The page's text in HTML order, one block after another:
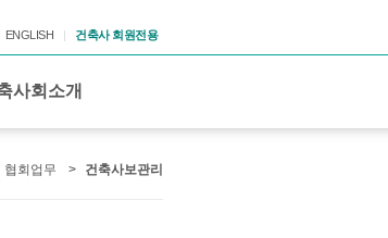
ENGLISH 건축사 회원전용
사회소개
협회업무 > 건축사보관리